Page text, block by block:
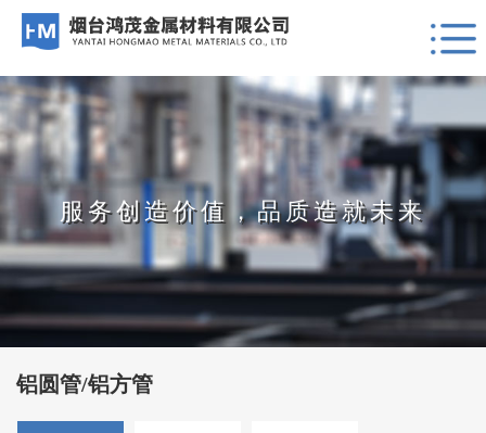
服务创造价值，品质造就未来
铝圆管/铝方管